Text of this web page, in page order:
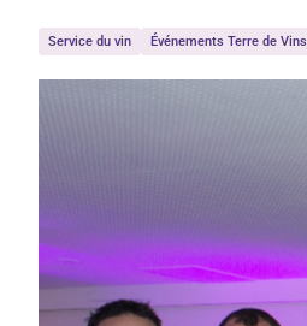
Service du vin Événements Terre de Vins